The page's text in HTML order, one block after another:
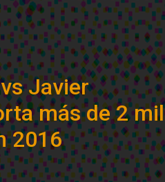
Javier
más de 2 mil
2016